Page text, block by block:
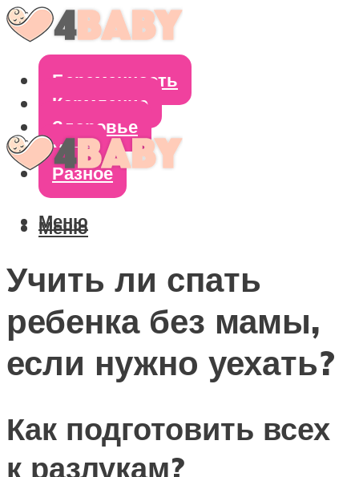
Беременность
Кормление
Здоровье
Уход
Разное
Меню
Меню
Учить ли спать
ребенка без мамы,
если нужно уехать?
Как подготовить всех
к разлукам?